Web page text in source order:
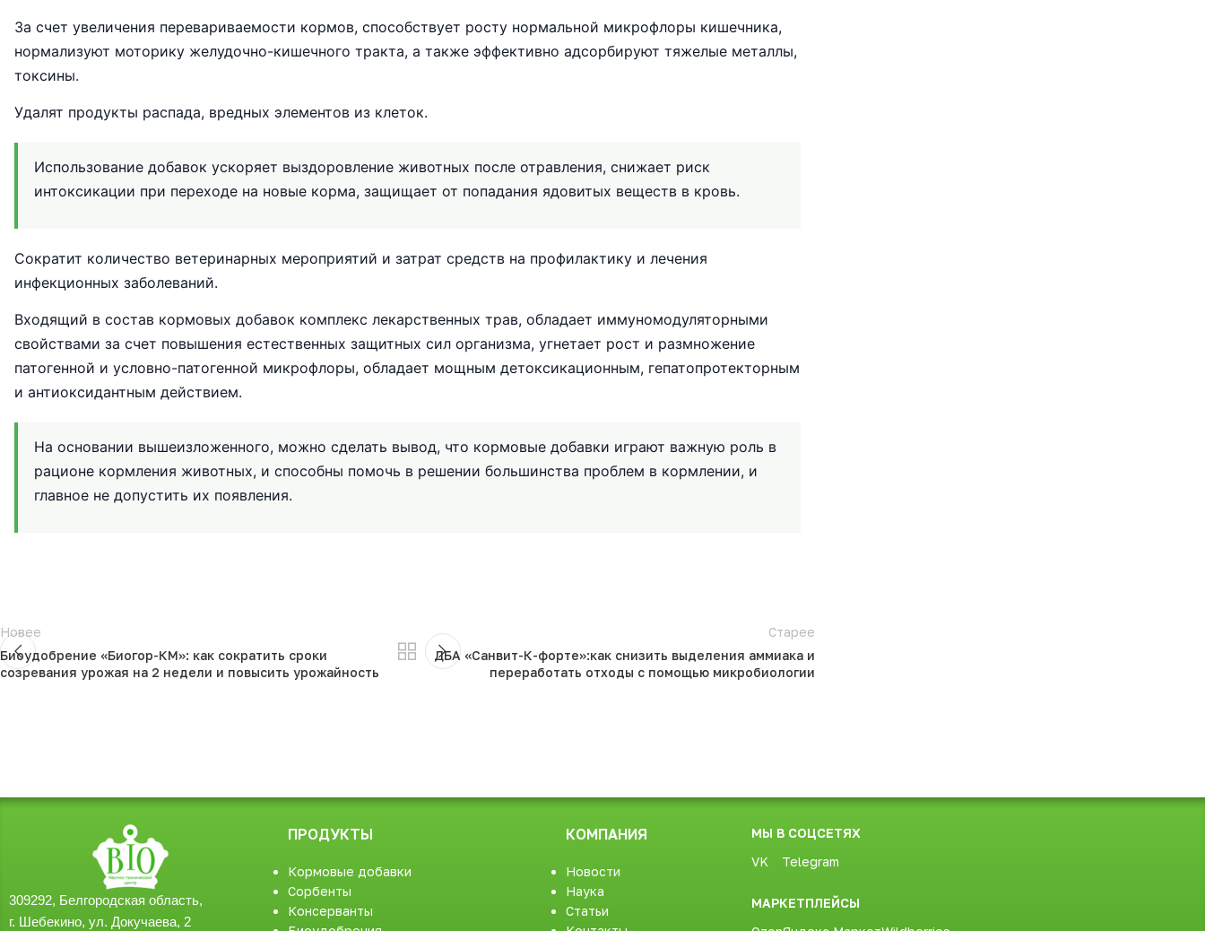
За счет увеличения перевариваемости кормов, способствует росту нормальной микрофлоры кишечника,
нормализуют моторику желудочно-кишечного тракта, а также эффективно адсорбируют тяжелые металлы,
токсины.
Удалят продукты распада, вредных элементов из клеток.
Использование добавок ускоряет выздоровление животных после отравления, снижает риск
интоксикации при переходе на новые корма, защищает от попадания ядовитых веществ в кровь.
Сократит количество ветеринарных мероприятий и затрат средств на профилактику и лечения
инфекционных заболеваний.
Входящий в состав кормовых добавок комплекс лекарственных трав, обладает иммуномодуляторными
свойствами за счет повышения естественных защитных сил организма, угнетает рост и размножение
патогенной и условно-патогенной микрофлоры, обладает мощным детоксикационным, гепатопротекторным
и антиоксидантным действием.
На основании вышеизложенного, можно сделать вывод, что кормовые добавки играют важную роль в
рационе кормления животных, и способны помочь в решении большинства проблем в кормлении, и
главное не допустить их появления.
Новее
Биоудобрение «Биогор-КМ»: как сократить сроки
созревания урожая на 2 недели и повысить урожайность
Старее
ДБА «Санвит-К-форте»:как снизить выделения аммиака и
переработать отходы с помощью микробиологии
309292, Белгородская область,
г. Шебекино, ул. Докучаева, 2
ПРОДУКТЫ
Кормовые добавки
Сорбенты
Консерванты
КОМПАНИЯ
Новости
Наука
Статьи
МЫ В СОЦСЕТЯХ
VK
Telegram
МАРКЕТПЛЕЙСЫ